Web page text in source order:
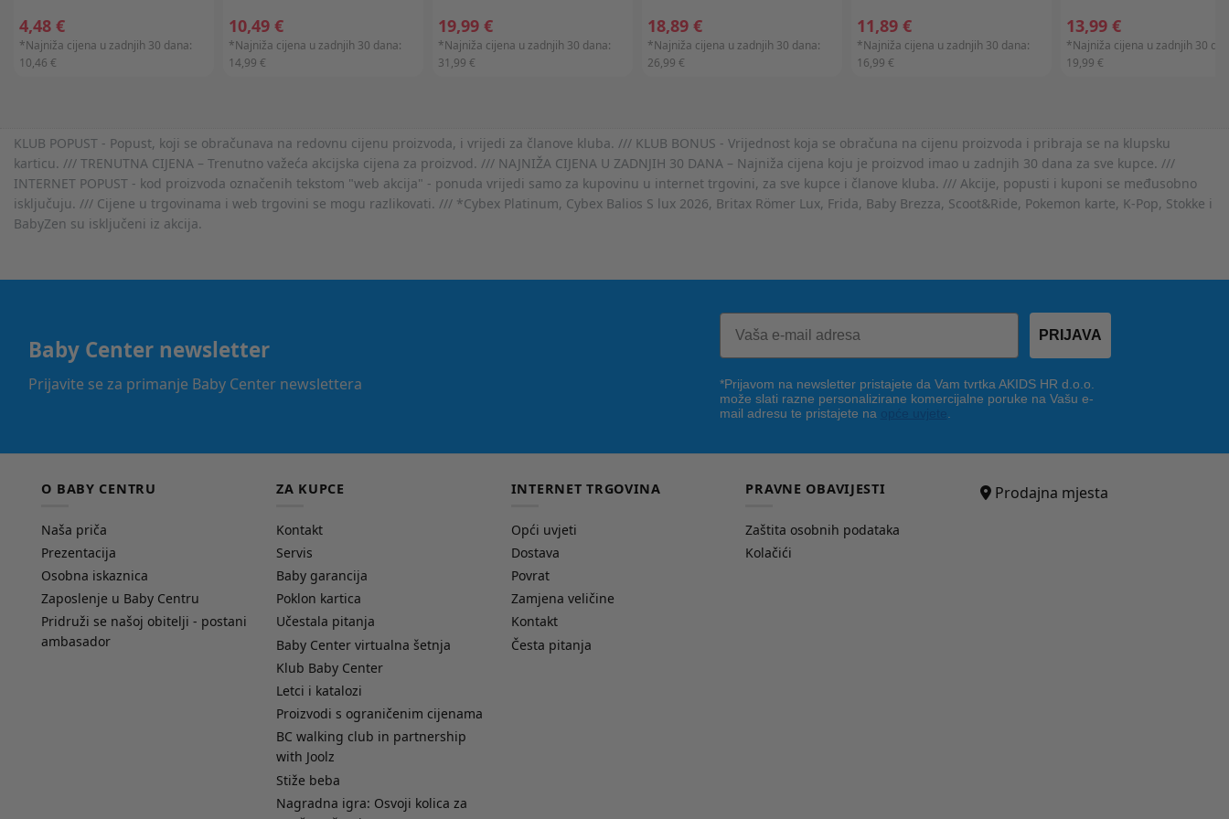
4,48 €
*Najniža cijena u zadnjih 30 dana:
10,46 €
10,49 €
*Najniža cijena u zadnjih 30 dana:
14,99 €
19,99 €
*Najniža cijena u zadnjih 30 dana:
31,99 €
18,89 €
*Najniža cijena u zadnjih 30 dana:
26,99 €
11,89 €
*Najniža cijena u zadnjih 30 dana:
16,99 €
13,99 €
*Najniža cijena u zadnjih 30
19,99 €
KLUB POPUST - Popust, koji se obračunava na redovnu cijenu proizvoda, i vrijedi za članove kluba. /// KLUB BONUS - Vrijednost koja se obračuna na cijenu proizvoda i pribraja se na klupsku
karticu. /// TRENUTNA CIJENA – Trenutno važeća akcijska cijena za proizvod. /// NAJNIŽA CIJENA U ZADNJIH 30 DANA – Najniža cijena koju je proizvod imao u zadnjih 30 dana za sve kupce. ///
INTERNET POPUST - kod proizvoda označenih tekstom "web akcija" - ponuda vrijedi samo za kupovinu u internet trgovini, za sve kupce i članove kluba. /// Akcije, popusti i kuponi se međusobno
isključuju. /// Cijene u trgovinama i web trgovini se mogu razlikovati. /// *Cybex Platinum, Cybex Balios S lux 2026, Britax Römer Lux, Frida, Baby Brezza, Scoot&Ride, Pokemon karte, K-Pop, Stokke i
BabyZen su isključeni iz akcija.
Baby Center newsletter
Prijavite se za primanje Baby Center newslettera
PRIJAVA
*Prijavom na newsletter pristajete da Vam tvrtka AKIDS HR d.o.o.
može slati razne personalizirane komercijalne poruke na Vašu e-
mail adresu te pristajete na
.
O BABY CENTRU
Naša priča
Prezentacija
Osobna iskaznica
Zaposlenje u Baby Centru
Pridruži se našoj obitelji - postani
ambasador
ZA KUPCE
Kontakt
Servis
Baby garancija
Poklon kartica
Učestala pitanja
Baby Center virtualna šetnja
Klub Baby Center
Letci i katalozi
Proizvodi s ograničenim cijenama
BC walking club in partnership
with Joolz
Stiže beba
Nagradna igra: Osvoji kolica za
INTERNET TRGOVINA
Opći uvjeti
Dostava
Povrat
Zamjena veličine
Kontakt
Česta pitanja
PRAVNE OBAVIJESTI
Zaštita osobnih podataka
Kolačići
Prodajna mjesta